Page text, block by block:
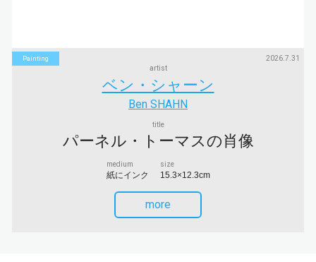
Painting
2026.7.31
artist
ベン・シャーン
Ben SHAHN
title
パーネル・トーマスの肖像
medium
紙にインク
size
15.3×12.3cm
more